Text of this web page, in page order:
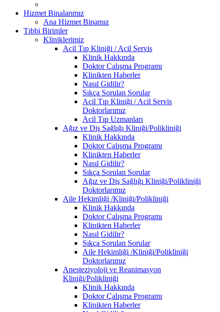
Hizmet Binalarımız
Ana Hizmet Binamız
Tıbbi Birimler
Kliniklerimiz
Acil Tıp Kliniği / Acil Servis
Klinik Hakkında
Doktor Çalışma Programı
Klinikten Haberler
Nasıl Gidilir?
Sıkça Sorulan Sorular
Acil Tıp Kliniği / Acil Servis
Doktorlarımız
Acil Tıp Uzmanları
Ağız ve Diş Sağlığı Kliniği/Polikliniği
Klinik Hakkında
Doktor Çalışma Programı
Klinikten Haberler
Nasıl Gidilir?
Sıkça Sorulan Sorular
Ağız ve Diş Sağlığı Kliniği/Polikliniği
Doktorlarımız
Aile Hekimliği /Kliniği/Polikliniği
Klinik Hakkında
Doktor Çalışma Programı
Klinikten Haberler
Nasıl Gidilir?
Sıkça Sorulan Sorular
Aile Hekimliği /Kliniği/Polikliniği
Doktorlarımız
Anesteziyoloji ve Reanimasyon
Kliniği/Polikliniği
Klinik Hakkında
Doktor Çalışma Programı
Klinikten Haberler